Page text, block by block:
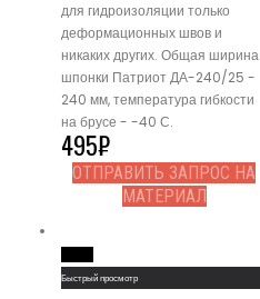
для гидроизоляции только
деформационных швов и
никаких других. Общая ширина
шпонки Патриот ДА-240/25 -
240 мм, температура гибкости
на брусе - -40 С.
495₽
ОТПРАВИТЬ ЗАПРОС НА
МАТЕРИАЛ
Быстрый просмотр